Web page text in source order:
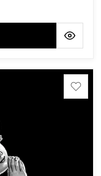
Мурманская